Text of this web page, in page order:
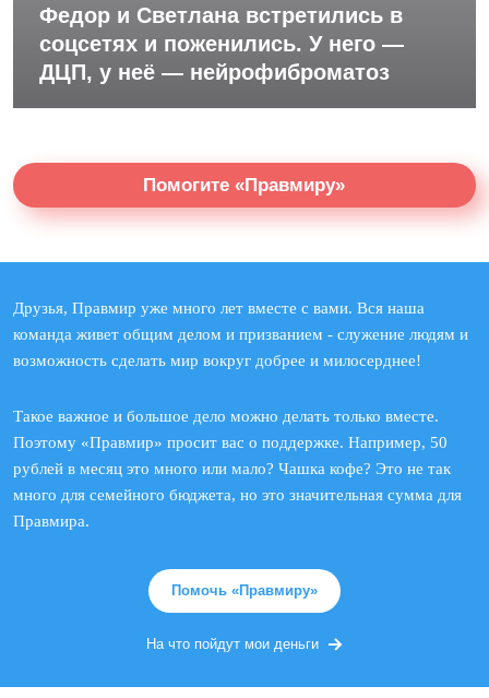
Федор и Светлана встретились в
соцсетях и поженились. У него —
ДЦП, у неё — нейрофиброматоз
Помогите «Правмиру»
Друзья, Правмир уже много лет вместе с вами. Вся наша
команда живет общим делом и призванием - служение людям и
возможность сделать мир вокруг добрее и милосерднее!
Такое важное и большое дело можно делать только вместе.
Поэтому «Правмир» просит вас о поддержке. Например, 50
рублей в месяц это много или мало? Чашка кофе? Это не так
много для семейного бюджета, но это значительная сумма для
Правмира.
Помочь «Правмиру»
На что пойдут мои деньги